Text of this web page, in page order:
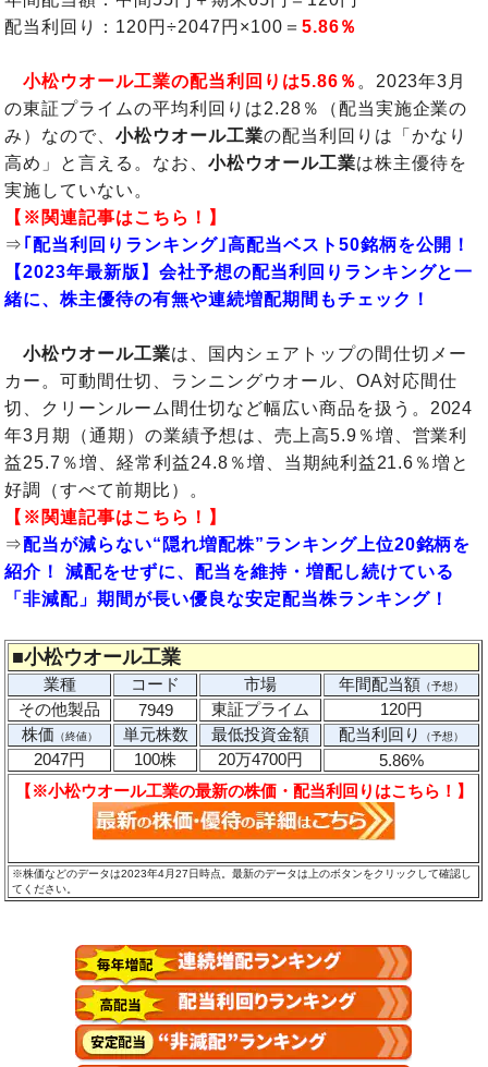
配当利回り：120円÷2047円×100＝ 5.86％
小松ウオール工業の配当利回りは5.86％ 。2023年3月
の東証プライムの平均利回りは2.28％（配当実施企業の
み）なので、小松ウオール工業の配当利回りは「かなり
高め」と言える。なお、小松ウオール工業は株主優待を
実施していない。
【※関連記事はこちら！】
⇒ ｢配当利回りランキング｣高配当ベスト50銘柄を公開！
【2023年最新版】会社予想の配当利回りランキングと一
緒に、株主優待の有無や連続増配期間もチェック！
小松ウオール工業は、国内シェアトップの間仕切メー
カー。可動間仕切、ランニングウオール、OA対応間仕
切、クリーンルーム間仕切など幅広い商品を扱う。2024
年3月期（通期）の業績予想は、売上高5.9％増、営業利
益25.7％増、経常利益24.8％増、当期純利益21.6％増と
好調（すべて前期比）。
【※関連記事はこちら！】
⇒配当が減らない“隠れ増配株”ランキング上位20銘柄を
紹介！ 減配をせずに、配当を維持・増配し続けている
「非減配」期間が長い優良な安定配当株ランキング！
■小松ウオール工業
業種 コード 市場 年間配当額 （予想）
その他製品 7949 東証プライム
120円
株価 （終値） 単元株数 最低投資金額 配当利回り （予想）
2047円 100株 20万4700円
5.86%
【※小松ウオール工業の最新の株価・配当利回りはこちら！】
※株価などのデータは2023年4月27日時点。最新のデータは上のボタンをクリックして確認し
てください。